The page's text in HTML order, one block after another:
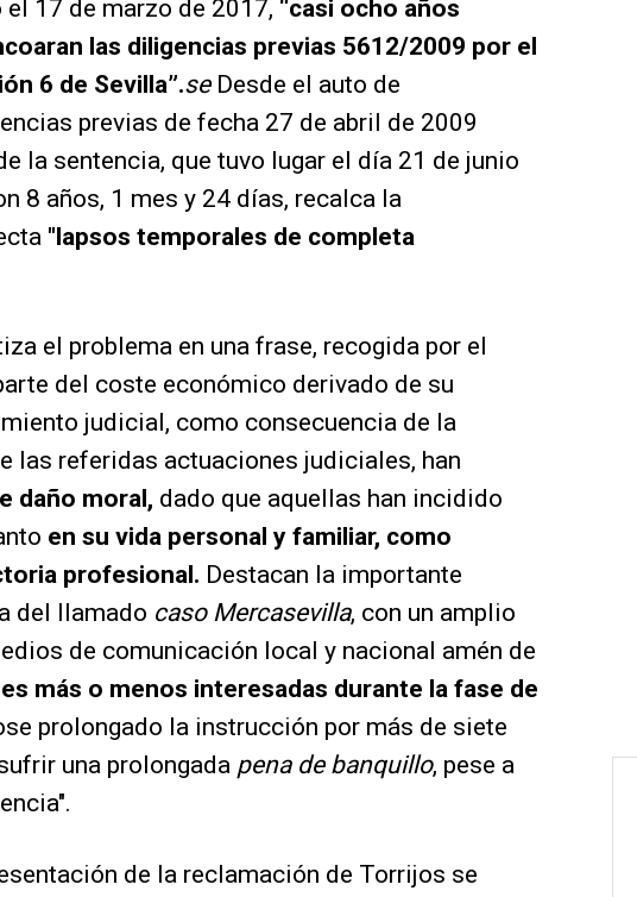
17 de marzo de 2017, “casi ocho años
las diligencias previas 5612/2009 por el
6 de Sevilla”.se Desde el auto de
previas de fecha 27 de abril de 2009
la sentencia, que tuvo lugar el día 21 de junio
8 años, 1 mes y 24 días, recalca la
"lapsos temporales de completa
el problema en una frase, recogida por el
del coste económico derivado de su
judicial, como consecuencia de la
las referidas actuaciones judiciales, han
daño moral, dado que aquellas han incidido
en su vida personal y familiar, como
profesional. Destacan la importante
del llamado caso Mercasevilla, con un amplio
de comunicación local y nacional amén de
más o menos interesadas durante la fase de
prolongado la instrucción por más de siete
una prolongada pena de banquillo, pese a
de la reclamación de Torrijos se